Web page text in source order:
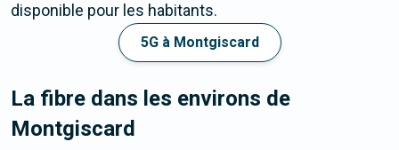
disponible pour les habitants.
5G à Montgiscard
La fibre dans les environs de
Montgiscard